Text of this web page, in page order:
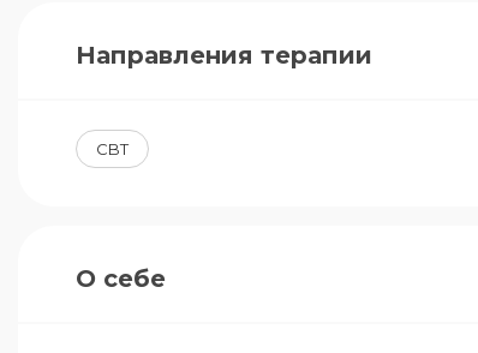
Направления терапии
CBT
О себе